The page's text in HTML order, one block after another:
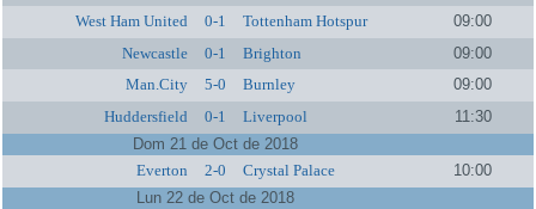
West Ham United
0-1 Tottenham Hotspur
09:00
Newcastle
0-1 Brighton
09:00
Man.City
5-0 Burnley
09:00
Huddersfield
0-1 Liverpool
11:30
Dom 21 de Oct de 2018
Everton
2-0 Crystal Palace
10:00
Lun 22 de Oct de 2018